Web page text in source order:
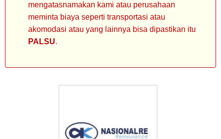
mengatasnamakan kami atau perusahaan
meminta biaya seperti transportasi atau
akomodasi atau yang lainnya bisa dipastikan itu
PALSU.